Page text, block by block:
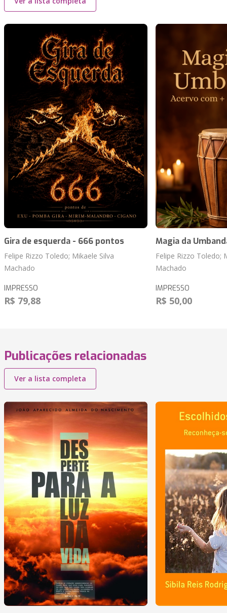
Gira de esquerda - 666 pontos
Felipe Rizzo Toledo; Mikaele Silva
Machado
IMPRESSO
R$ 79,88
Magia da
Felipe Rizzo Toledo;
Machado
IMPRESSO
R$ 50,00
Publicações relacionadas
Ver a lista completa